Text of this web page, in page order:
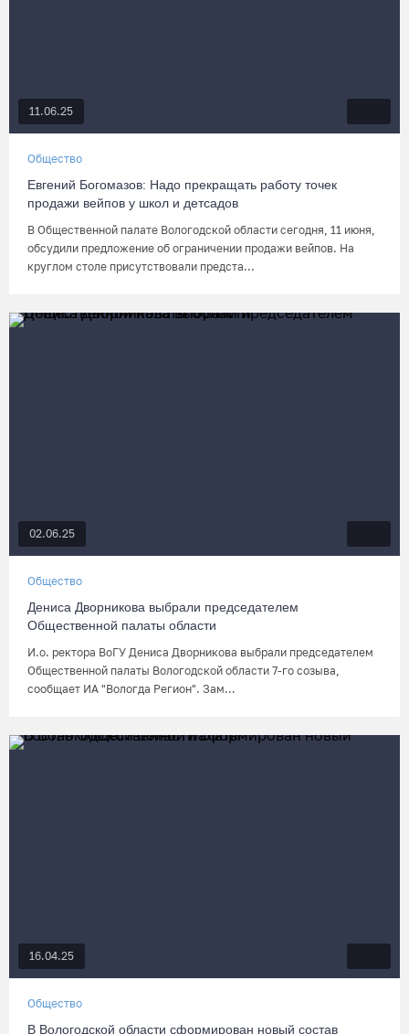
11.06.25
Общество
Евгений Богомазов: Надо прекращать работу точек
продажи вейпов у школ и детсадов
В Общественной палате Вологодской области сегодня, 11 июня,
обсудили предложение об ограничении продажи вейпов. На
круглом столе присутствовали предста...
02.06.25
Общество
Дениса Дворникова выбрали председателем
Общественной палаты области
И.о. ректора ВоГУ Дениса Дворникова выбрали председателем
Общественной палаты Вологодской области 7-го созыва,
сообщает ИА "Вологда Регион". Зам...
16.04.25
Общество
В Вологодской области сформирован новый состав